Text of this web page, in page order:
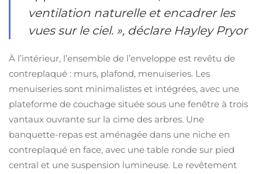
ventilation naturelle et encadrer les
vues sur le ciel. », déclare Hayley Pryor
À l’intérieur, l’ensemble de l’enveloppe est revêtu de
contreplaqué : murs, plafond, menuiseries. Les
menuiseries sont minimalistes et intégrées, avec une
plateforme de couchage située sous une fenêtre à trois
vantaux ouvrante sur la cime des arbres. Une
banquette-repas est aménagée dans une niche en
contreplaqué en face, avec une table ronde sur pied
central et une suspension lumineuse. Le revêtement